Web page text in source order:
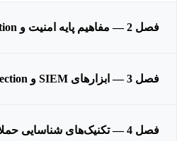
فصل 2 — مفاهیم پایه امنیت و Cloud Protection
فصل 3 — ابزارهای SIEM و Network Detection
فصل 4 — تکنیک‌های شناسایی حملات